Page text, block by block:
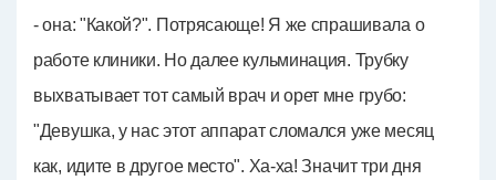
- она: "Какой?". Потрясающе! Я же спрашивала о
работе клиники. Но далее кульминация. Трубку
выхватывает тот самый врач и орет мне грубо:
"Девушка, у нас этот аппарат сломался уже месяц
как, идите в другое место". Ха-ха! Значит три дня